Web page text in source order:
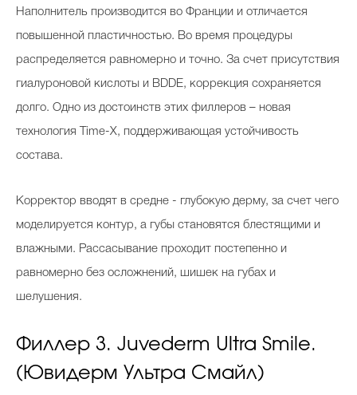
Наполнитель производится во Франции и отличается
повышенной пластичностью. Во время процедуры
распределяется равномерно и точно. За счет присутствия
гиалуроновой кислоты и BDDE, коррекция сохраняется
долго. Одно из достоинств этих филлеров – новая
технология Time-X, поддерживающая устойчивость
состава.
Корректор вводят в средне - глубокую дерму, за счет чего
моделируется контур, а губы становятся блестящими и
влажными. Рассасывание проходит постепенно и
равномерно без осложнений, шишек на губах и
шелушения.
Филлер 3. Juvederm Ultra Smile.
(Ювидерм Ультра Смайл)